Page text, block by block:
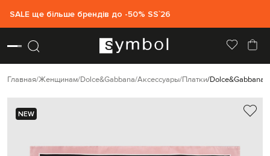
SALE ще більше брендів до -50% SS`26
Главная Женщинам Dolce&Gabbana Аксессуары Платки Dolce&Gabbana
NEW